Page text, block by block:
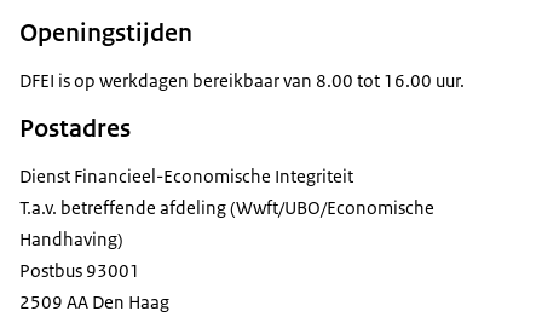
Openingstijden
DFEI is op werkdagen bereikbaar van 8.00 tot 16.00 uur.
Postadres
Dienst Financieel-Economische Integriteit
T.a.v. betreffende afdeling (Wwft/UBO/Economische
Handhaving)
Postbus 93001
2509 AA Den Haag